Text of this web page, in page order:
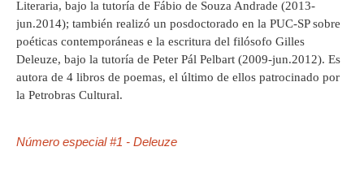
Literaria, bajo la tutoría de Fábio de Souza Andrade (2013-
jun.2014); también realizó un posdoctorado en la PUC-SP sobre
poéticas contemporáneas e la escritura del filósofo Gilles
Deleuze, bajo la tutoría de Peter Pál Pelbart (2009-jun.2012). Es
autora de 4 libros de poemas, el último de ellos patrocinado por
la Petrobras Cultural.
Número especial #1 - Deleuze